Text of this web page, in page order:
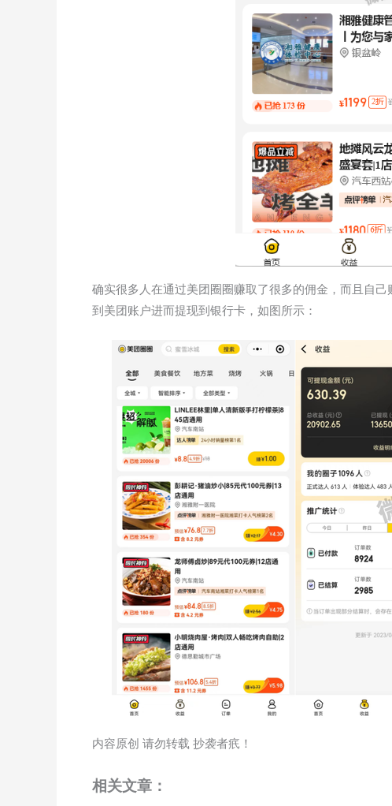
确实很多人在通过美团圈圈赚取了很多的佣金，而且自
到美团账户进而提现到银行卡，如图所示：
内容原创 请勿转载 抄袭者疧！
相关文章：